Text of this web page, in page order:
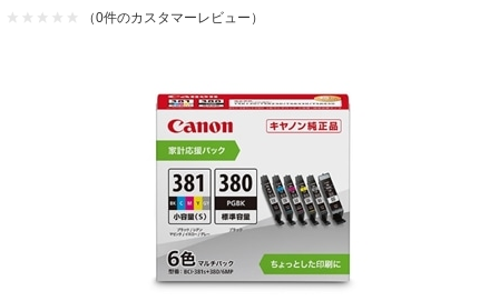
（0件のカスタマーレビュー）